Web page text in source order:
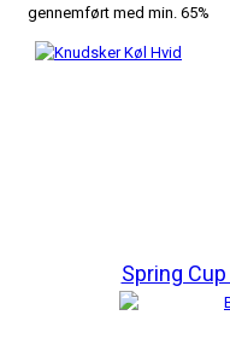
gennemført med min. 65%
Spring